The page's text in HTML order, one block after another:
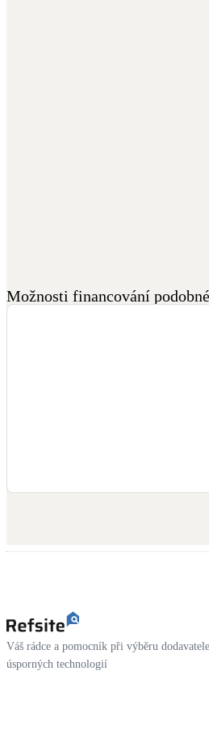
Možnosti financování
Váš rádce a pomocník při výběru dodavatele
úsporných technologií